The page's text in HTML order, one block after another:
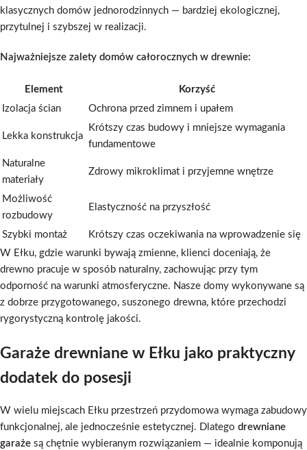
klasycznych domów jednorodzinnych — bardziej ekologicznej,
przytulnej i szybszej w realizacji.
Najważniejsze zalety domów całorocznych w drewnie:
Element
Korzyść
Izolacja ścian
Ochrona przed zimnem i upałem
Lekka konstrukcja
Krótszy czas budowy i mniejsze wymagania
fundamentowe
Naturalne
materiały
Zdrowy mikroklimat i przyjemne wnętrze
Możliwość
rozbudowy
Elastyczność na przyszłość
Szybki montaż
Krótszy czas oczekiwania na wprowadzenie się
W Ełku, gdzie warunki bywają zmienne, klienci doceniają, że
drewno pracuje w sposób naturalny, zachowując przy tym
odporność na warunki atmosferyczne. Nasze domy wykonywane są
z dobrze przygotowanego, suszonego drewna, które przechodzi
rygorystyczną kontrolę jakości.
Garaże drewniane w Ełku jako praktyczny
dodatek do posesji
W wielu miejscach Ełku przestrzeń przydomowa wymaga zabudowy
funkcjonalnej, ale jednocześnie estetycznej. Dlatego drewniane
garaże są chętnie wybieranym rozwiązaniem — idealnie komponują